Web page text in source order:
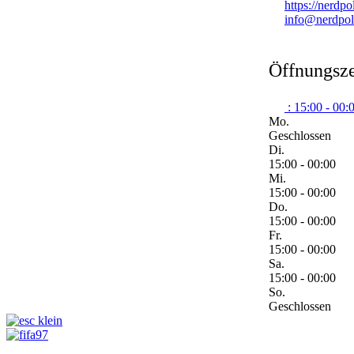
https://
: 15:00 -
Mo.
Geschlossen
Di.
15:00 - 00:00
Mi.
15:00 - 00:00
Do.
15:00 - 00:00
Fr.
15:00 - 00:00
Sa.
15:00 - 00:00
So.
Geschlossen